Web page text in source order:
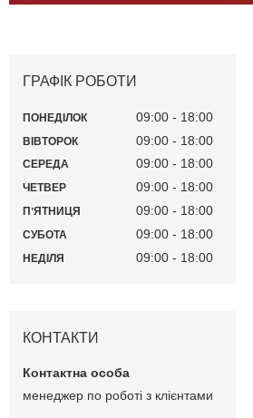
ГРАФІК РОБОТИ
ПОНЕДІЛОК 09:00 18:00
ВІВТОРОК 09:00 18:00
СЕРЕДА 09:00 18:00
ЧЕТВЕР 09:00 18:00
ПʼЯТНИЦЯ 09:00 18:00
СУБОТА 09:00 18:00
НЕДІЛЯ 09:00 18:00
КОНТАКТИ
менеджер по роботі з клієнтами